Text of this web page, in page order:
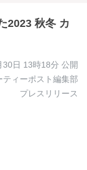
2023 秋冬 カ
30日 13時18分 公開
ティーポスト編集部
プレスリリース